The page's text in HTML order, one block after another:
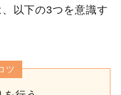
以下の3つを意識す
ツ